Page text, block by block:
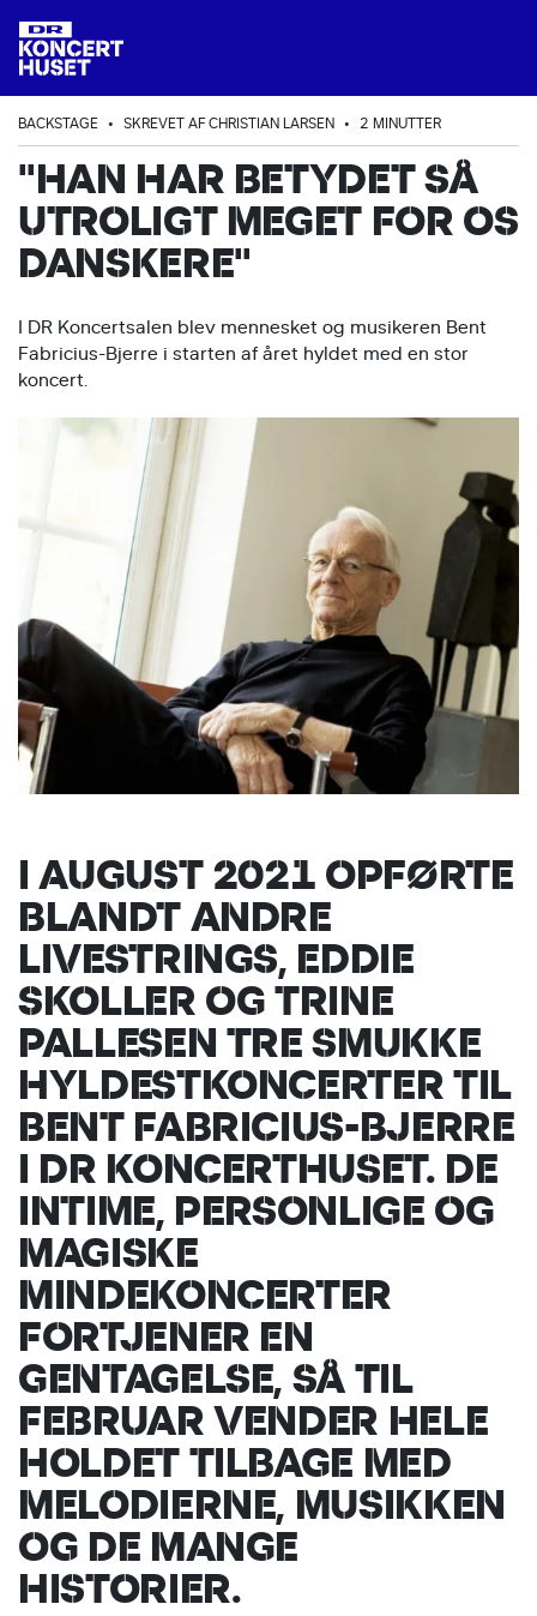
BACKSTAGE • SKREVET AF CHRISTIAN LARSEN • 2 MINUTTER
"HAN HAR BETYDET SÅ
UTROLIGT MEGET FOR OS
DANSKERE"
I DR Koncertsalen blev mennesket og musikeren Bent
Fabricius-Bjerre i starten af året hyldet med en stor
koncert.
I AUGUST 2021 OPFØRTE
BLANDT ANDRE
LIVESTRINGS, EDDIE
SKOLLER OG TRINE
PALLESEN TRE SMUKKE
HYLDESTKONCERTER TIL
BENT FABRICIUS-BJERRE
I DR KONCERTHUSET. DE
INTIME, PERSONLIGE OG
MAGISKE
MINDEKONCERTER
FORTJENER EN
GENTAGELSE, SÅ TIL
FEBRUAR VENDER HELE
HOLDET TILBAGE MED
MELODIERNE, MUSIKKEN
OG DE MANGE
HISTORIER.